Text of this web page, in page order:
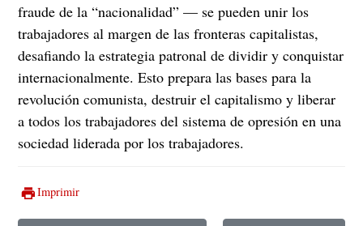
fraude de la “nacionalidad” — se pueden unir los
trabajadores al margen de las fronteras capitalistas,
desafiando la estrategia patronal de dividir y conquistar
internacionalmente. Esto prepara las bases para la
revolución comunista, destruir el capitalismo y liberar
a todos los trabajadores del sistema de opresión en una
sociedad liderada por los trabajadores.
Imprimir